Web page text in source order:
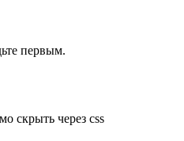
первым.
скрыть через css